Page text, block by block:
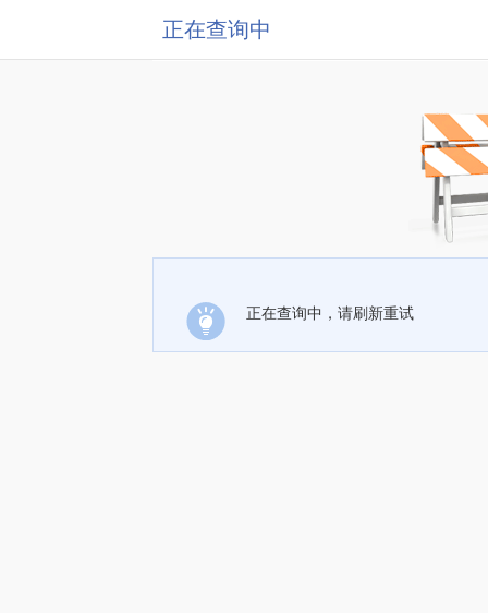
正在查询中
正在查询中，请刷新重试